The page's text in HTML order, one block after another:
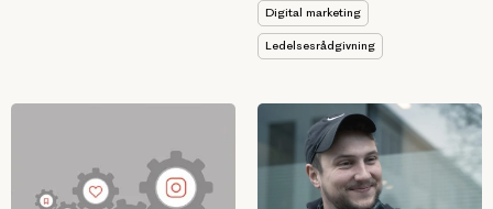
Digital marketing
Ledelsesrådgivning